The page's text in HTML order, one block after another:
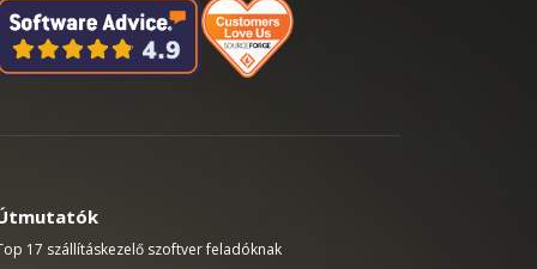
17 szállításkezelő szoftver feladóknak